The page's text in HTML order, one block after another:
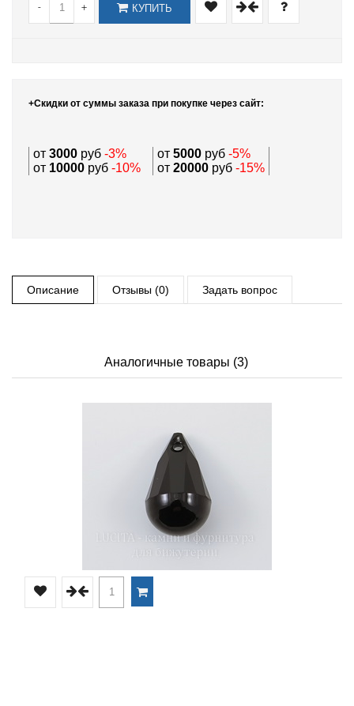
- + КУПИТЬ
+Скидки от суммы заказа при покупке через сайт:
от 3000 руб -3% от 5000 руб -5%
от 10000 руб -10% от 20000 руб -15%
Описание Отзывы (0) Задать вопрос
Аналогичные товары (3)